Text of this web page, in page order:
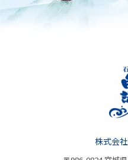
株式会